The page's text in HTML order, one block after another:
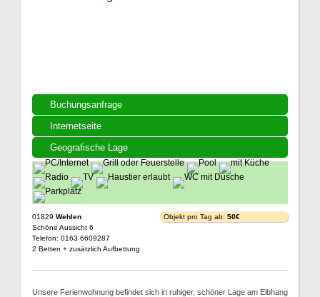
Buchungsanfrage
Internetseite
Geografische Lage
01829 Wehlen
Schöne Aussicht 6
Telefon: 0163 6609287
2 Betten + zusätzlich Aufbettung
Objekt pro Tag ab: 50€
Unsere Ferienwohnung befindet sich in ruhiger, schöner Lage am Elbhang